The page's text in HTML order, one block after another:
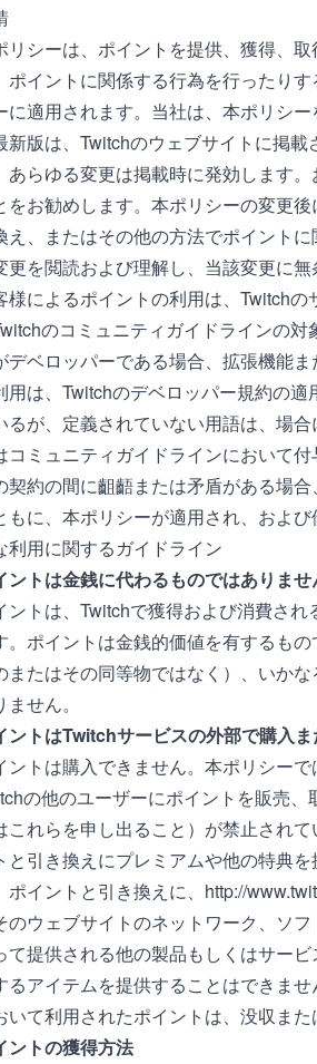
リシーは、ポイントを提供、獲得、
ポイントに関係する行為を行ったり
に適用されます。当社は、本ポリシ
新版は、Twitchのウェブサイトに掲
あらゆる変更は掲載時に発効します
をお勧めします。本ポリシーの変更
え、またはその他の方法でポイント
更を閲読および理解し、当該変更に無
様によるポイントの利用は、Twitchの
のコミュニティガイドラインの対
デベロッパーである場合、拡張機能
用は、Twitchのデベロッパー規約の適
るが、定義されていない用語は、場
コミュニティガイドラインにおいて
契約の間に齟齬または矛盾がある場
もに、本ポリシーが適用され、および
利用に関するガイドライン
ントは金銭に代わるものではありませ
ントは、Twitchで獲得および消費さ
。ポイントは金銭的価値を有するも
またはその同等物ではなく）、いか
ません。
ントはTwitchサービスの外部で購入
ントは購入できません。本ポリシー
の他のユーザーにポイントを販売
これらを申し出ること）が禁止され
と引き換えにプレミアムや他の特典
ポイントと引き換えに、http://
のウェブサイトのネットワーク、ソ
て提供される他の製品もしくはサービ
るアイテムを提供することはできま
いて利用されたポイントは、没収また
ントの獲得方法